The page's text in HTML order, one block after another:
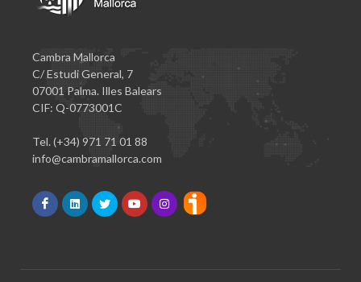
Cambra Mallorca
C/ Estudi General, 7
07001 Palma. Illes Balears
CIF: Q-0773001C
Tel. (+34) 971 71 01 88
info@cambramallorca.com